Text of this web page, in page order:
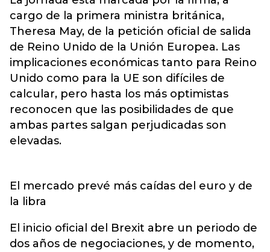
cargo de la primera ministra británica,
Theresa May, de la petición oficial de salida
de Reino Unido de la Unión Europea. Las
implicaciones económicas tanto para Reino
Unido como para la UE son difíciles de
calcular, pero hasta los más optimistas
reconocen que las posibilidades de que
ambas partes salgan perjudicadas son
elevadas.
El mercado prevé más caídas del euro y de
la libra
El inicio oficial del Brexit abre un periodo de
dos años de negociaciones, y de momento,